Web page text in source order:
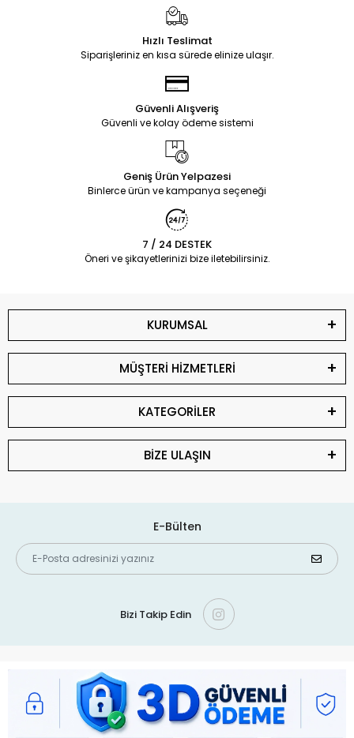
Hızlı Teslimat
Siparişleriniz en kısa sürede elinize ulaşır.
Güvenli Alışveriş
Güvenli ve kolay ödeme sistemi
Geniş Ürün Yelpazesi
Binlerce ürün ve kampanya seçeneği
7 / 24 DESTEK
Öneri ve şikayetlerinizi bize iletebilirsiniz.
KURUMSAL
MÜŞTERİ HİZMETLERİ
KATEGORİLER
BİZE ULAŞIN
E-Bülten
Bizi Takip Edin